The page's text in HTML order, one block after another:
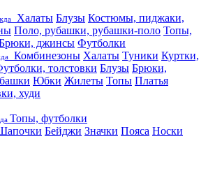
Халаты Блузы Костюмы, пиджаки,
Поло, рубашки, рубашки-поло Топы,
джинсы Футболки
Комбинезоны Халаты Туники Куртки,
толстовки Блузы Брюки,
Юбки Жилеты Топы Платья
худи
Топы, футболки
Бейджи Значки Пояса Носки